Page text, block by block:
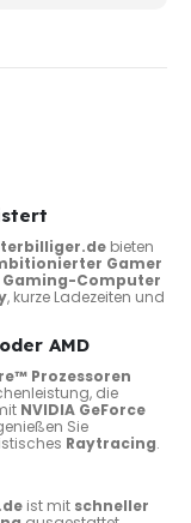
bieten
Gamer
Gaming-Computer
, kurze Ladezeiten und
AMD
Prozessoren
die
NVIDIA GeForce
Sie
Raytracing.
ist mit schneller